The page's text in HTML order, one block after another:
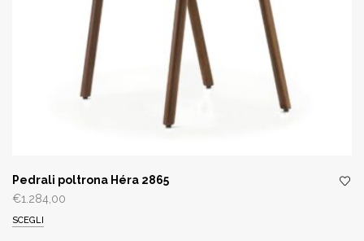
Pedrali poltrona Héra 2865
€1.284,00
SCEGLI